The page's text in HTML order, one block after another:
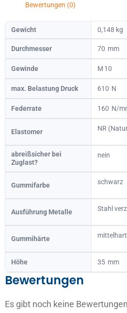
Bewertungen (0)
Gewicht 0,148 kg
Durchmesser 70
Gewinde 10
max. Belastung Druck 610
Federrate 160
Elastomer NR
abreißsicher bei
Zuglast?
nein
Gummifarbe schwarz
Ausführung Metalle Stahl
Gummihärte mittelhart
Höhe 35
Bewertungen
Es gibt noch keine